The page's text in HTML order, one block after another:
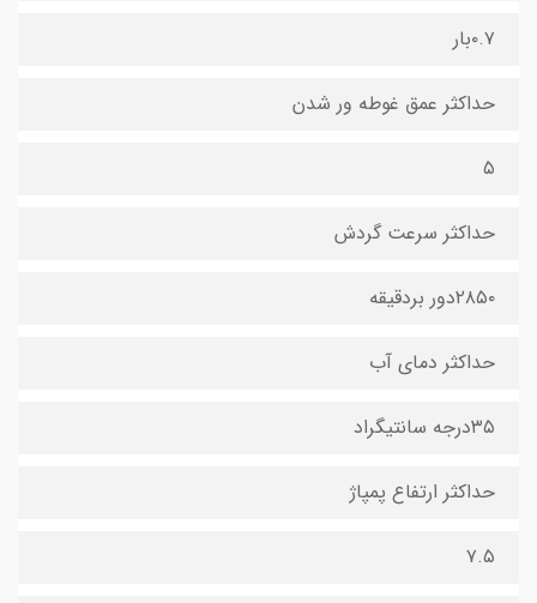
۰.۷بار
حداکثر عمق غوطه ور شدن
۵
حداکثر سرعت گردش
۲۸۵۰دور بردقیقه
حداکثر دمای آب
۳۵درجه سانتیگراد
حداکثر ارتفاع پمپاژ
۷.۵